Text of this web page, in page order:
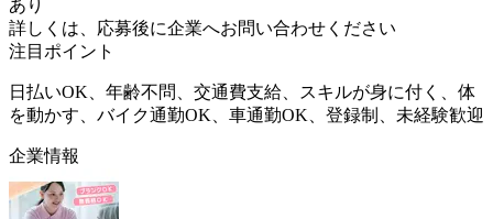
あり
詳しくは、応募後に企業へお問い合わせください
注目ポイント
日払いOK、年齢不問、交通費支給、スキルが身に付く、体
を動かす、バイク通勤OK、車通勤OK、登録制、未経験歓迎
企業情報